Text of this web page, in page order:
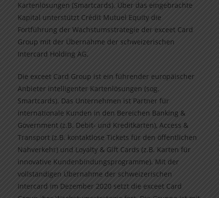
Kartenlösungen (Smartcards). Über das eingebrachte
Kapital unterstützt Crédit Mutuel Equity die
Fortführung der Wachstumsstrategie der exceet Card
Group mit der Übernahme der schweizerischen
Intercard Holding AG.
Die exceet Card Group ist ein führender europäischer
Anbieter intelligenter Kartenlösungen (sog.
Smartcards). Das Unternehmen ist Partner für
internationale Kunden in den Bereichen Banking &
Government (z.B. Debit- und Kreditkarten), Access &
Transport (z.B. kontaktlose Tickets für den öffentlichen
Nahverkehr) und Loyalty & Gift Cards (z.B. Karten für
innovative Kundenbindungsprogramme). Mit der
vollständigen Übernahme der schweizerischen
Intercard im Dezember 2020 setzt die exceet Card